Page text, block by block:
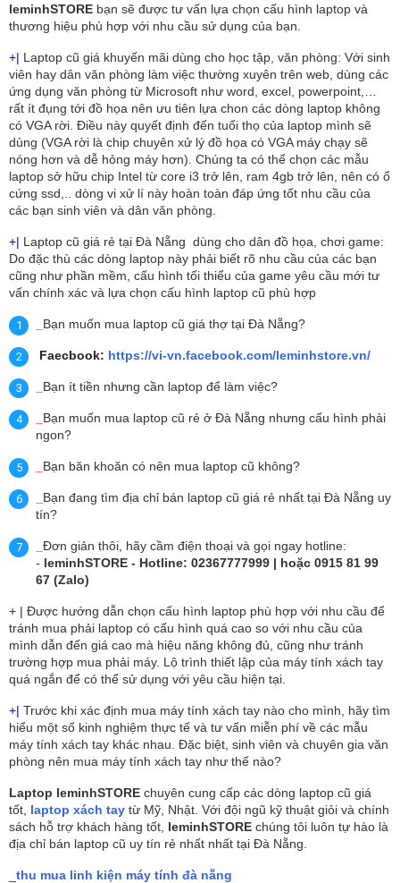
leminhSTORE bạn sẽ được tư vấn lựa chọn cấu hình laptop và
thương hiệu phù hợp với nhu cầu sử dụng của bạn.
+| Laptop cũ giá khuyến mãi dùng cho học tập, văn phòng: Với sinh
viên hay dân văn phòng làm việc thường xuyên trên web, dùng các
ứng dụng văn phòng từ Microsoft như word, excel, powerpoint,…
rất ít đụng tới đồ họa nên ưu tiên lựa chon các dòng laptop không
có VGA rời. Điều này quyết định đến tuổi thọ của laptop mình sẽ
dùng (VGA rời là chip chuyên xử lý đồ họa có VGA máy chạy sẽ
nóng hơn và dễ hỏng máy hơn). Chúng ta có thể chọn các mẫu
laptop sở hữu chip Intel từ core i3 trở lên, ram 4gb trở lên, nên có ổ
cứng ssd,.. dòng vi xử lí này hoàn toàn đáp ứng tốt nhu cầu của
các bạn sinh viên và dân văn phòng.
+| Laptop cũ giá rẻ tại Đà Nẵng dùng cho dân đồ họa, chơi game:
Do đặc thù các dòng laptop này phải biết rõ nhu cầu của các bạn
cũng như phần mềm, cấu hình tối thiểu của game yêu cầu mới tư
vấn chính xác và lựa chọn cấu hình laptop cũ phù hợp
Bạn muốn mua laptop cũ giá thợ tại Đà Nẵng?
Faecbook: https://vi-vn.facebook.com/leminhstore.vn/
Bạn ít tiền nhưng cần laptop để làm việc?
Bạn muốn mua laptop cũ rẻ ở Đà Nẵng nhưng cấu hình phải
ngon?
Bạn băn khoăn có nên mua laptop cũ không?
Bạn đang tìm địa chỉ bán laptop cũ giá rẻ nhất tại Đà Nẵng uy
tín?
Đơn giản thôi, hãy cầm điện thoại và gọi ngay hotline:
- leminhSTORE - Hotline: 02367777999 | hoặc 0915 81 99
67 (Zalo)
+ | Được hướng dẫn chọn cấu hình laptop phù hợp với nhu cầu để
tránh mua phải laptop có cấu hình quá cao so với nhu cầu của
mình dẫn đến giá cao mà hiệu năng không đủ, cũng như tránh
trường hợp mua phải máy. Lộ trình thiết lập của máy tính xách tay
quá ngắn để có thể sử dụng với yêu cầu hiện tại.
+| Trước khi xác định mua máy tính xách tay nào cho mình, hãy tìm
hiểu một số kinh nghiệm thực tế và tư vấn miễn phí về các mẫu
máy tính xách tay khác nhau. Đặc biệt, sinh viên và chuyên gia văn
phòng nên mua máy tính xách tay như thế nào?
Laptop leminhSTORE chuyên cung cấp các dòng laptop cũ giá
tốt, laptop xách tay từ Mỹ, Nhật. Với đội ngũ kỹ thuật giỏi và chính
sách hỗ trợ khách hàng tốt, leminhSTORE chúng tôi luôn tự hào là
địa chỉ bán laptop cũ uy tín rẻ nhất nhất tại Đà Nẵng.
thu mua linh kiện máy tính đà nẵng